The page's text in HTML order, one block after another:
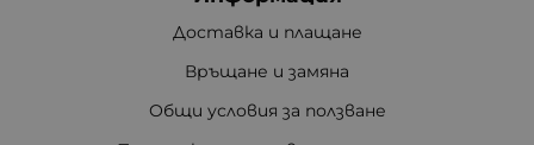
Доставка и плащане
Връщане и замяна
Общи условия за ползване